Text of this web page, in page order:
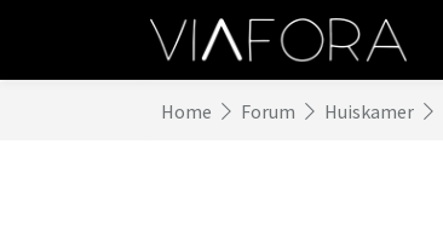
Home Forum Huiskamer